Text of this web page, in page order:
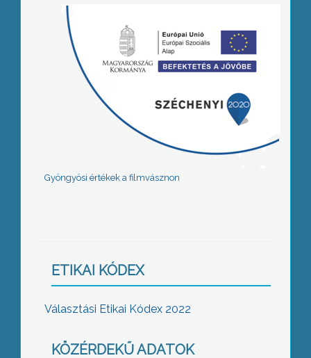
Gyöngyösi értékek a filmvásznon
ETIKAI KÓDEX
Választási Etikai Kódex 2022
KÖZÉRDEKŰ ADATOK